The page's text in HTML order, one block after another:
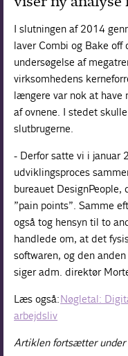
I slutningen af 2014
laver Combi og Bake
undersøgelse af
virksomhedens
længere var nok at have
af ovnene. I stedet
slutbrugerne.
- Derfor satte vi i januar
udviklingsproces
bureauet DesignPeople,
”pain points”. Samme
også tog hensyn til to
handlede om, at det
softwaren, og den
siger adm. direktør
Læs også:Nøgletal:
arbejdsliv
Artiklen fortsætter under